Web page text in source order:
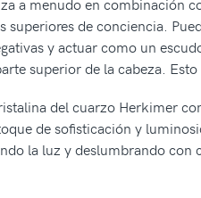
superiores de conciencia.
y actuar como un
superior de la cabeza.
del cuarzo Herkimer
de sofisticación y
la luz y deslumbrando con